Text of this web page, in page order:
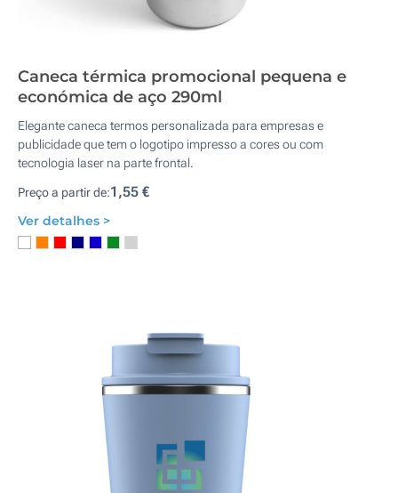
Caneca térmica promocional pequena e
económica de aço 290ml
Elegante caneca termos personalizada para empresas e
publicidade que tem o logotipo impresso a cores ou com
tecnologia laser na parte frontal.
Preço a partir de:1,55 €
Ver detalhes >